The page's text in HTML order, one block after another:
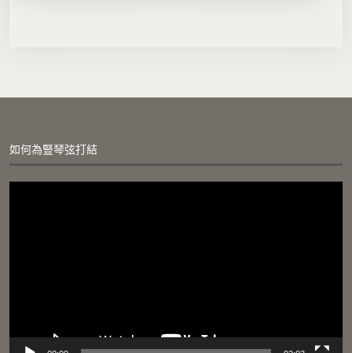
如何為豎琴弦打結